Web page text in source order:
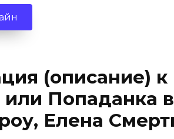
(описание) к
или Попаданка
Елена